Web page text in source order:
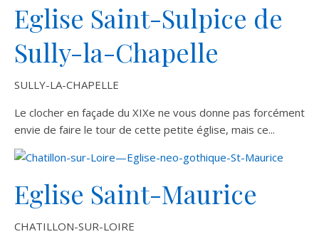
Eglise Saint-Sulpice de
Sully-la-Chapelle
SULLY-LA-CHAPELLE
Le clocher en façade du XIXe ne vous donne pas forcément
envie de faire le tour de cette petite église, mais ce...
Eglise Saint-Maurice
CHATILLON-SUR-LOIRE